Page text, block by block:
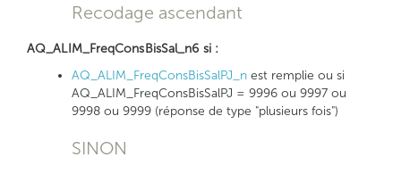
Recodage ascendant
AQ_ALIM_FreqConsBisSal_n6 si :
AQ_ALIM_FreqConsBisSalPJ_n est remplie ou si
AQ_ALIM_FreqConsBisSalPJ = 9996 ou 9997 ou
9998 ou 9999 (réponse de type "plusieurs fois")
SINON